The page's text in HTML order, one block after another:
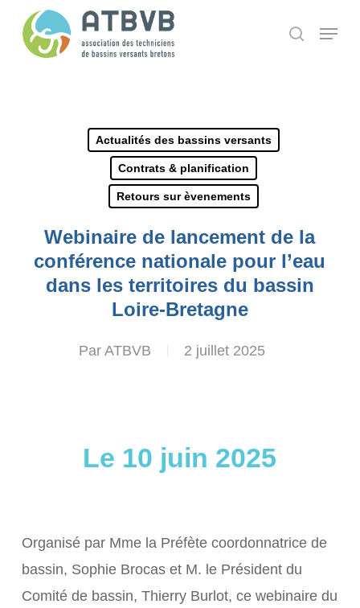
search
Menu
Actualités des bassins versants
Contrats & planification
Retours sur èvenements
Webinaire de lancement de la
conférence nationale pour l’eau
dans les territoires du bassin
Loire-Bretagne
Par ATBVB 2 juillet 2025
Le 10 juin 2025
Organisé par Mme la Préfète coordonnatrice de
bassin, Sophie Brocas et M. le Président du
Comité de bassin, Thierry Burlot, ce webinaire du
Panneau de gestion des cookies